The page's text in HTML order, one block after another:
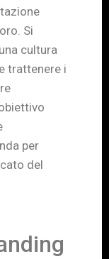
Si
cultura
trattenere i
per
del